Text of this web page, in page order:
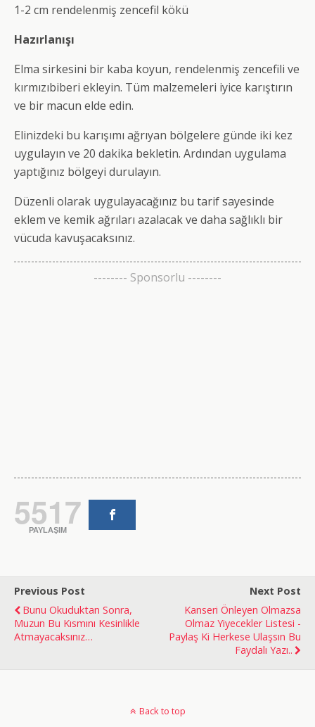
1-2 cm rendelenmiş zencefil kökü
Hazırlanışı
Elma sirkesini bir kaba koyun, rendelenmiş zencefili ve
kırmızıbiberi ekleyin. Tüm malzemeleri iyice karıştırın
ve bir macun elde edin.
Elinizdeki bu karışımı ağrıyan bölgelere günde iki kez
uygulayın ve 20 dakika bekletin. Ardından uygulama
yaptığınız bölgeyi durulayın.
Düzenli olarak uygulayacağınız bu tarif sayesinde
eklem ve kemik ağrıları azalacak ve daha sağlıklı bir
vücuda kavuşacaksınız.
-------- Sponsorlu --------
5517
PAYLAŞIM
Previous Post
Bunu Okuduktan Sonra,
Muzun Bu Kısmını Kesinlikle
Atmayacaksınız…
Next Post
Kanseri Önleyen Olmazsa
Olmaz Yiyecekler Listesi -
Paylaş Ki Herkese Ulaşsın Bu
Faydalı Yazı..
Back to top